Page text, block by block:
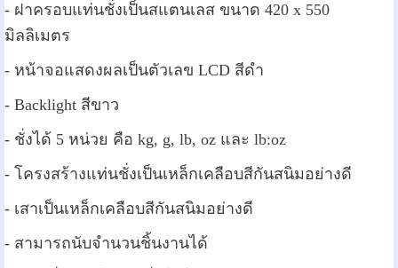
- ฝาครอบแท่นชั่งเป็นสแตนเลส ขนาด 420 x 550
มิลลิเมตร
- หน้าจอแสดงผลเป็นตัวเลข LCD สีดำ
- Backlight สีขาว
- ชั่งได้ 5 หน่วย คือ kg, g, lb, oz และ lb:oz
- โครงสร้างแท่นชั่งเป็นเหล็กเคลือบสีกันสนิมอย่างดี
- เสาเป็นเหล็กเคลือบสีกันสนิมอย่างดี
- สามารถนับจำนวนชิ้นงานได้